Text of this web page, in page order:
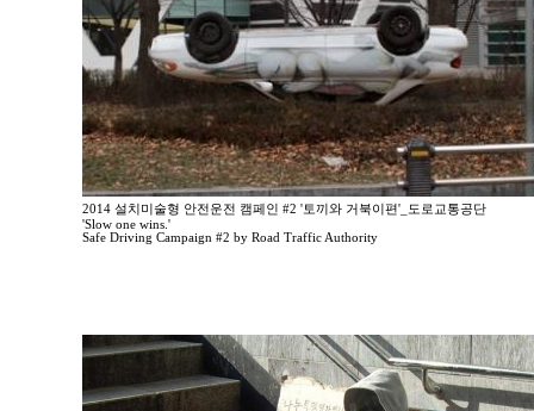
2014 설치미술형 안전운전 캠페인 #2 '토끼와 거북이편'_도로교통공단
'Slow one wins.'
Safe Driving Campaign #2 by Road Traffic Authority